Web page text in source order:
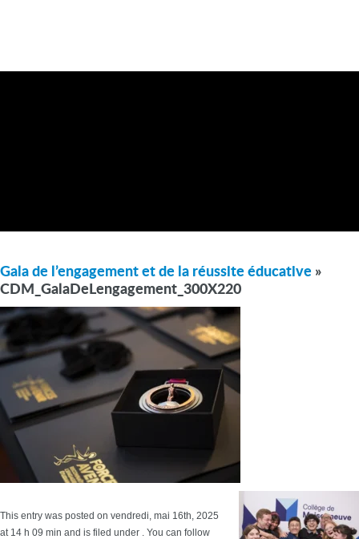
Gala de l’engagement et de la réussite éducative »
CDM_GalaDeLengagement_300X220
This entry was posted on vendredi, mai 16th, 2025
at 14 h 09 min and is filed under . You can follow